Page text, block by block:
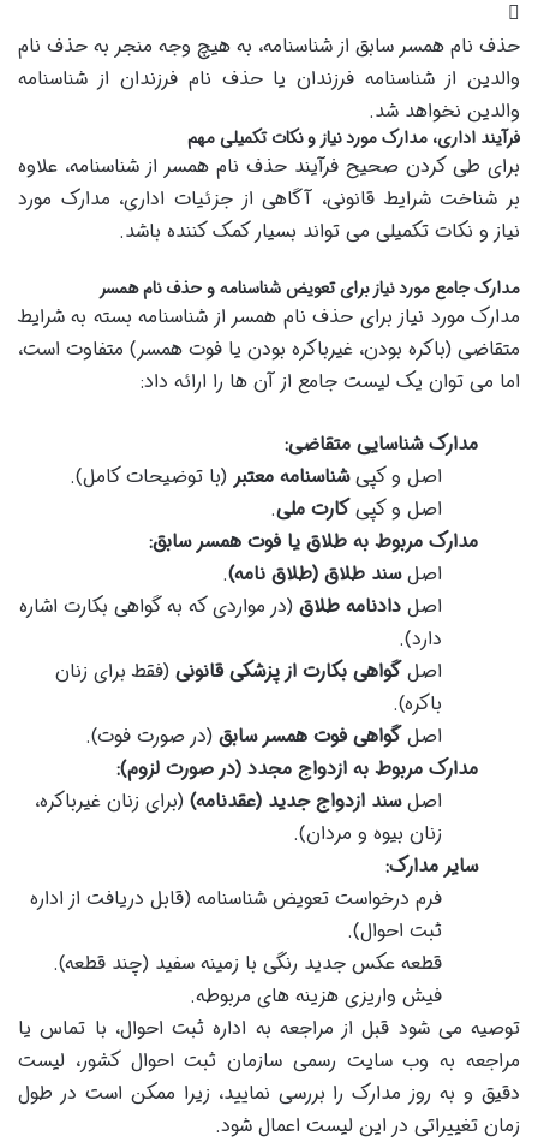
حذف نام همسر سابق از شناسنامه، به هیچ وجه منجر به حذف نام
والدین از شناسنامه فرزندان یا حذف نام فرزندان از شناسنامه
والدین نخواهد شد.
فرآیند اداری، مدارک مورد نیاز و نکات تکمیلی مهم
برای طی کردن صحیح فرآیند حذف نام همسر از شناسنامه، علاوه
بر شناخت شرایط قانونی، آگاهی از جزئیات اداری، مدارک مورد
نیاز و نکات تکمیلی می تواند بسیار کمک کننده باشد.
مدارک جامع مورد نیاز برای تعویض شناسنامه و حذف نام همسر
مدارک مورد نیاز برای حذف نام همسر از شناسنامه بسته به شرایط
متقاضی (باکره بودن، غیرباکره بودن یا فوت همسر) متفاوت است،
اما می توان یک لیست جامع از آن ها را ارائه داد:
مدارک شناسایی متقاضی:
اصل و کپیشناسنامه معتبر (با توضیحات کامل).
اصل و کپیکارت ملی.
مدارک مربوط به طلاق یا فوت همسر سابق:
اصلسند طلاق (طلاق نامه).
اصل دادنامه طلاق (در مواردی که به گواهی بکارت اشاره
دارد).
اصلگواهی بکارت از پزشکی قانونی (فقط برای زنان
باکره).
اصلگواهی فوت همسر سابق (در صورت فوت).
مدارک مربوط به ازدواج مجدد (در صورت لزوم):
اصلسند ازدواج جدید (عقدنامه) (برای زنان غیرباکره،
زنان بیوه و مردان).
سایر مدارک:
فرم درخواست تعویض شناسنامه (قابل دریافت از اداره
ثبت احوال).
قطعه عکس جدید رنگی با زمینه سفید (چند قطعه).
فیش واریزی هزینه های مربوطه.
توصیه می شود قبل از مراجعه به اداره ثبت احوال، با تماس یا
مراجعه به وب سایت رسمی سازمان ثبت احوال کشور، لیست
دقیق و به روز مدارک را بررسی نمایید، زیرا ممکن است در طول
زمان تغییراتی در این لیست اعمال شود.